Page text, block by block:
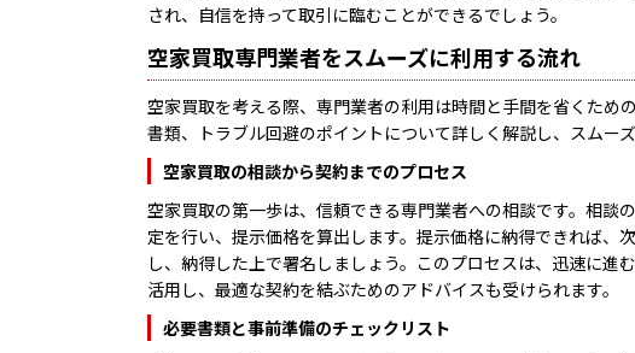
され、自信を持って取引に臨むことができるでしょう。
空家買取専門業者をスムーズに利用する流れ
空家買取を考える際、専門業者の利用は時間と手間を省くた
書類、トラブル回避のポイントについて詳しく解説し、スムー
空家買取の相談から契約までのプロセス
空家買取の第一歩は、信頼できる専門業者への相談です。相談
定を行い、提示価格を算出します。提示価格に納得できれば
し、納得した上で署名しましょう。このプロセスは、迅速に
活用し、最適な契約を結ぶためのアドバイスも受けられます。
必要書類と事前準備のチェックリスト